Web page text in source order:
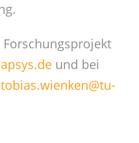
und bei
tobias.wienken@tu-